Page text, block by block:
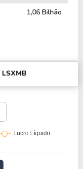
1,06 Bilhão
LSXMB